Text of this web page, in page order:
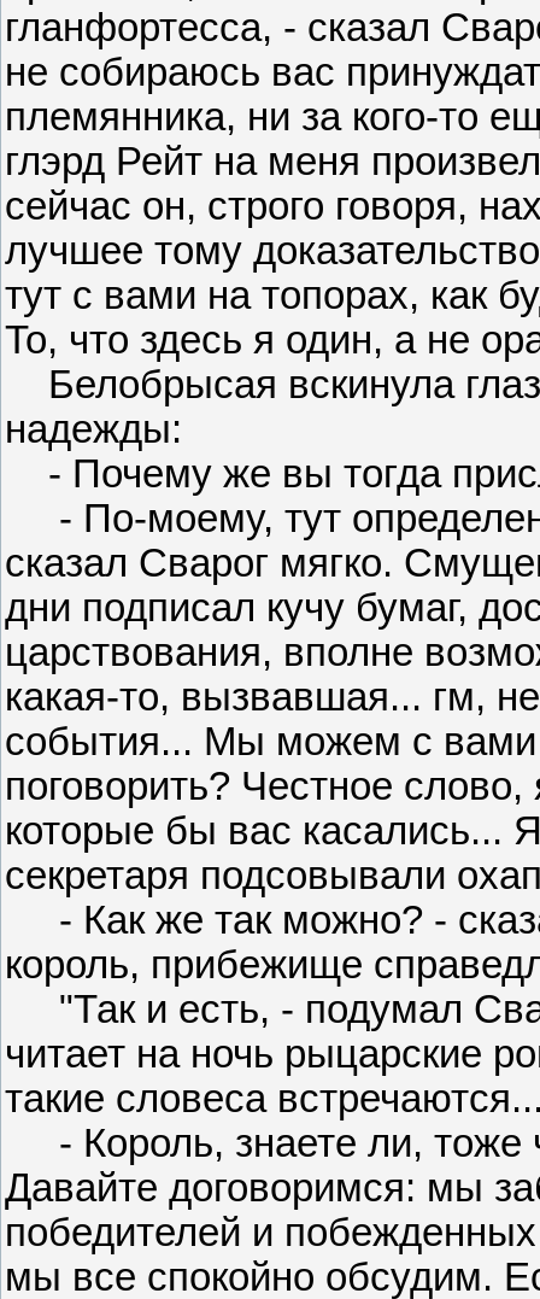
гланфортесса, - сказал
не собираюсь вас
племянника, ни за кого-то
глэрд Рейт на меня
сейчас он, строго говоря,
лучшее тому
тут с вами на топорах, как
То, что здесь я один, а не
Белобрысая вскинула
надежды:
- Почему же вы тогда
- По-моему, тут
сказал Сварог мягко.
дни подписал кучу бумаг,
царствования, вполне
какая-то, вызвавшая... гм,
события... Мы можем с вами
поговорить? Честное
которые бы вас касались...
секретаря подсовывали
- Как же так можно? -
король, прибежище
"Так и есть, - подумал
читает на ночь рыцарские
такие словеса
- Король, знаете ли, тоже
Давайте договоримся: мы
победителей и
мы все спокойно обсудим.